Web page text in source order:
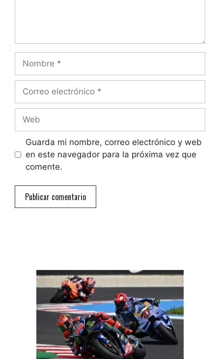
electrónico
Guarda mi nombre, correo electrónico y web
en este navegador para la próxima vez que
comente.